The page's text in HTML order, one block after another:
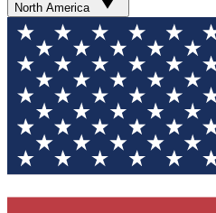
North America